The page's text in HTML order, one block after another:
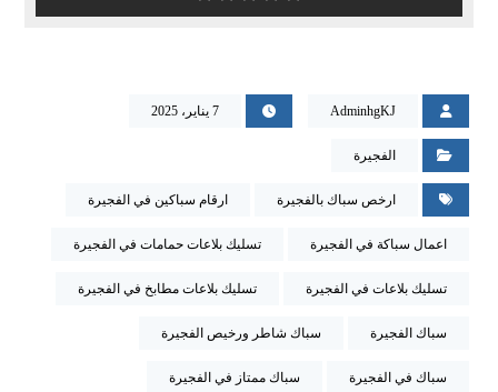
AdminhgKJ 7 يناير، 2025
الفجيرة
ارخص سباك بالفجيرة ارقام سباكين في الفجيرة
اعمال سباكة في الفجيرة تسليك بلاعات حمامات في الفجيرة
تسليك بلاعات في الفجيرة تسليك بلاعات مطابخ في الفجيرة
سباك الفجيرة سباك شاطر ورخيص الفجيرة
سباك في الفجيرة سباك ممتاز في الفجيرة